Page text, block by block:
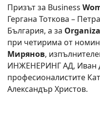
Призът за Business
Гергана Тоткова –
България, а за
при четирима от
Мирянов,
ИНЖЕНЕРИНГ АД, Иван
професионалистите
Александър Христов.